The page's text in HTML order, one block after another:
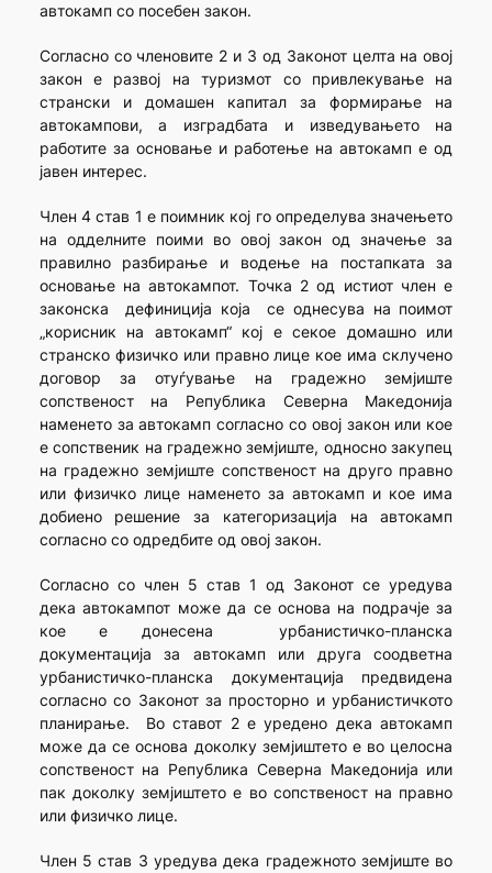
автокамп со посебен закон.
Согласно со членовите 2 и 3 од Законот целта на овој
закон е развој на туризмот со привлекување на
странски и домашен капитал за формирање на
автокампови, а изградбата и изведувањето на
работите за основање и работење на автокамп е од
јавен интерес.
Член 4 став 1 е поимник кој го определува значењето
на одделните поими во овој закон од значење за
правилно разбирање и водење на постапката за
основање на автокампот. Точка 2 од истиот член е
законска дефиниција која се однесува на поимот
„корисник на автокамп“ кој е секое домашно или
странско физичко или правно лице кое има склучено
договор за отуѓување на градежно земјиште
сопственост на Република Северна Македонија
наменето за автокамп согласно со овој закон или кое
е сопственик на градежно земјиште, односно закупец
на градежно земјиште сопственост на друго правно
или физичко лице наменето за автокамп и кое има
добиено решение за категоризација на автокамп
согласно со одредбите од овој закон.
Согласно со член 5 став 1 од Законот се уредува
дека автокампот може да се основа на подрачје за
кое е донесена урбанистичко-планска
документација за автокамп или друга соодветна
урбанистичко-планска документација предвидена
согласно со Законот за просторно и урбанистичкото
планирање. Во ставот 2 е уредено дека автокамп
може да се основа доколку земјиштето е во целосна
сопственост на Република Северна Македонија или
пак доколку земјиштето е во сопственост на правно
или физичко лице.
Член 5 став 3 уредува дека градежното земјиште во